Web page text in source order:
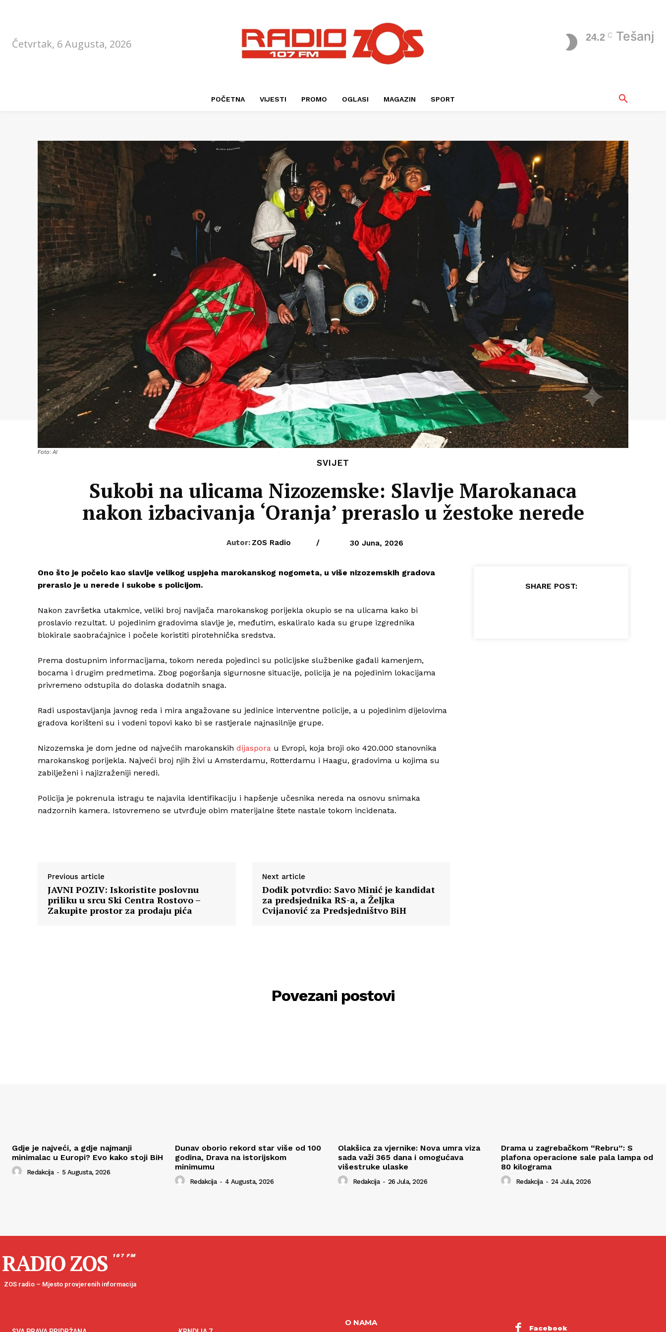
Četvrtak, 6 Augusta, 2026
24.2 C Tešanj
POČETNA VIJESTI PROMO OGLASI MAGAZIN SPORT
Foto: AI
SVIJET
Sukobi na ulicama Nizozemske: Slavlje Marokanaca
nakon izbacivanja ‘Oranja’ preraslo u žestoke nerede
Autor: ZOS Radio / 30 Juna, 2026
Ono što je počelo kao slavlje velikog uspjeha marokanskog nogometa, u više nizozemskih gradova
preraslo je u nerede i sukobe s policijom.
Nakon završetka utakmice, veliki broj navijača marokanskog porijekla okupio se na ulicama kako bi
proslavio rezultat. U pojedinim gradovima slavlje je, međutim, eskaliralo kada su grupe izgrednika
blokirale saobraćajnice i počele koristiti pirotehnička sredstva.
Prema dostupnim informacijama, tokom nereda pojedinci su policijske službenike gađali kamenjem,
bocama i drugim predmetima. Zbog pogoršanja sigurnosne situacije, policija je na pojedinim lokacijama
privremeno odstupila do dolaska dodatnih snaga.
Radi uspostavljanja javnog reda i mira angažovane su jedinice interventne policije, a u pojedinim dijelovima
gradova korišteni su i vodeni topovi kako bi se rastjerale najnasilnije grupe.
Nizozemska je dom jedne od najvećih marokanskih dijaspora u Evropi, koja broji oko 420.000 stanovnika
marokanskog porijekla. Najveći broj njih živi u Amsterdamu, Rotterdamu i Haagu, gradovima u kojima su
zabilježeni i najizraženiji neredi.
Policija je pokrenula istragu te najavila identifikaciju i hapšenje učesnika nereda na osnovu snimaka
nadzornih kamera. Istovremeno se utvrđuje obim materijalne štete nastale tokom incidenata.
Previous article
JAVNI POZIV: Iskoristite poslovnu
priliku u srcu Ski Centra Rostovo –
Zakupite prostor za prodaju pića
Next article
Dodik potvrdio: Savo Minić je kandidat
za predsjednika RS-a, a Željka
Cvijanović za Predsjedništvo BiH
SHARE POST:
Povezani postovi
Gdje je najveći, a gdje najmanji
minimalac u Europi? Evo kako stoji BiH
Redakcija - 5 Augusta, 2026
Dunav oborio rekord star više od 100
godina, Drava na istorijskom
minimumu
Redakcija - 4 Augusta, 2026
Olakšica za vjernike: Nova umra viza
sada važi 365 dana i omogućava
višestruke ulaske
Redakcija - 26 Jula, 2026
Drama u zagrebačkom “Rebru”: S
plafona operacione sale pala lampa od
80 kilograma
Redakcija - 24 Jula, 2026
RADIO ZOS 107 FM
ZOS radio – Mjesto provjerenih informacija
O NAMA
Facebook